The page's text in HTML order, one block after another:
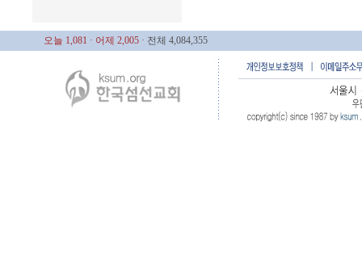
오늘 1,081 · 어제 2,005 · 전체 4,084,355